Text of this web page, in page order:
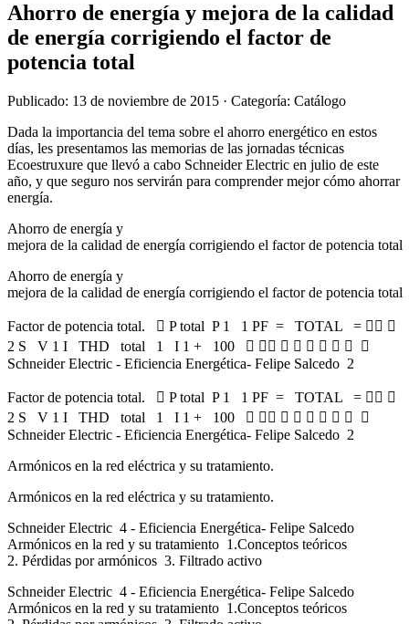
Ahorro de energía y mejora de la calidad
de energía corrigiendo el factor de
potencia total
Publicado: 13 de noviembre de 2015 · Categoría: Catálogo
Dada la importancia del tema sobre el ahorro energético en estos
días, les presentamos las memorias de las jornadas técnicas
Ecoestruxure que llevó a cabo Schneider Electric en julio de este
año, y que seguro nos servirán para comprender mejor cómo ahorrar
energía.
Ahorro de energía y
mejora de la calidad de energía corrigiendo el factor de potencia total
Ahorro de energía y
mejora de la calidad de energía corrigiendo el factor de potencia total
Factor de potencia total.  P total P 1 1 PF = TOTAL =  
2 S V 1 I THD total 1 I 1 + 100         
Schneider Electric - Eficiencia Energética- Felipe Salcedo 2
Factor de potencia total.  P total P 1 1 PF = TOTAL =  
2 S V 1 I THD total 1 I 1 + 100         
Schneider Electric - Eficiencia Energética- Felipe Salcedo 2
Armónicos en la red eléctrica y su tratamiento.
Armónicos en la red eléctrica y su tratamiento.
Schneider Electric 4 - Eficiencia Energética- Felipe Salcedo
Armónicos en la red y su tratamiento 1.Conceptos teóricos
2. Pérdidas por armónicos 3. Filtrado activo
Schneider Electric 4 - Eficiencia Energética- Felipe Salcedo
Armónicos en la red y su tratamiento 1.Conceptos teóricos